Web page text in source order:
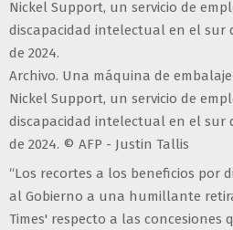
Archivo. Una máquina de
Nickel Support, un servicio de
discapacidad intelectual en el sur
de 2024. © AFP - Justin Tallis
“Los recortes a los beneficios por
al Gobierno a una humillante
Times' respecto a las concesiones